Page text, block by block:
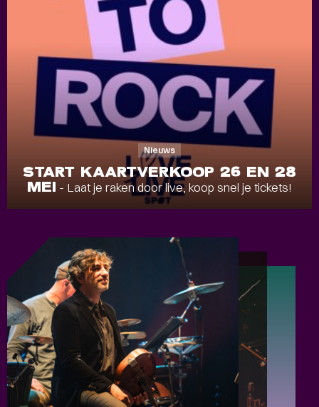
Nieuws
START KAARTVERKOOP 26 EN 28
MEI - Laat je raken door live, koop snel je tickets!